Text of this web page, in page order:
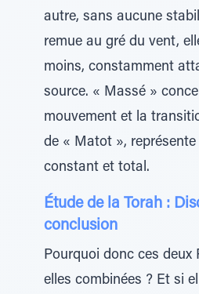
autre, sans aucune
remue au gré du vent,
moins, constamment
source. « Massé »
mouvement et la
de « Matot »,
constant et total.
Étude de la Torah :
conclusion
Pourquoi donc ces deux
elles combinées ? Et si